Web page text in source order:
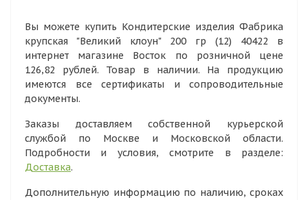
Вы можете купить Кондитерские изделия Фабрика
крупская "Великий клоун" 200 гр (12) 40422 в
интернет магазине Восток по розничной цене
126,82 рублей. Товар в наличии. На продукцию
имеются все сертификаты и сопроводительные
документы.
Заказы доставляем собственной курьерской
службой по Москве и Московской области.
Подробности и условия, смотрите в разделе:
Доставка.
Дополнительную информацию по наличию, сроках